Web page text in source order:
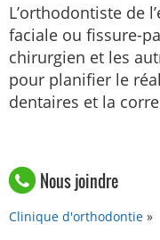
L’orthodontiste de
faciale ou fissure-
chirurgien et les
pour planifier le
dentaires et la
Nous joindre
Clinique d'orthodontie